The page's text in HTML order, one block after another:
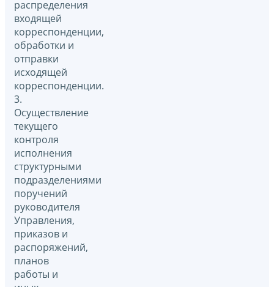
распределения
входящей
корреспонденции,
обработки и
отправки
исходящей
корреспонденции.
3.
Осуществление
текущего
контроля
исполнения
структурными
подразделениями
поручений
руководителя
Управления,
приказов и
распоряжений,
планов
работы и